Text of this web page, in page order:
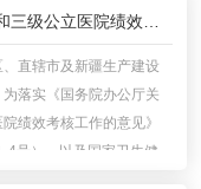
是中央作出的一项战略决
直辖市及新疆生产建设
落实《国务院办公厅关
绩效考核工作的意见》
4号），以及国家卫生健